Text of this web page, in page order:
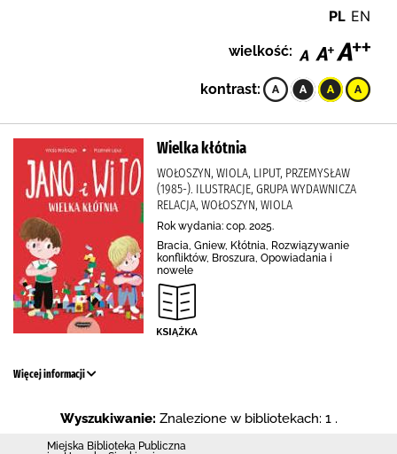
PL EN
wielkość:
kontrast:
Wielka kłótnia
WOŁOSZYN, WIOLA, LIPUT, PRZEMYSŁAW
(1985-). ILUSTRACJE, GRUPA WYDAWNICZA
RELACJA, WOŁOSZYN, WIOLA
Rok wydania: cop. 2025.
Bracia, Gniew, Kłótnia, Rozwiązywanie
konfliktów, Broszura, Opowiadania i
nowele
Więcej informacji
Wyszukiwanie: Znalezione w bibliotekach: 1 .
Miejska Biblioteka Publiczna